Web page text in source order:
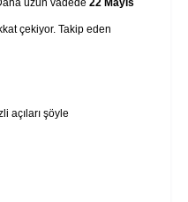
uzun vadede 22 Mayıs
çekiyor. Takip eden
açıları şöyle